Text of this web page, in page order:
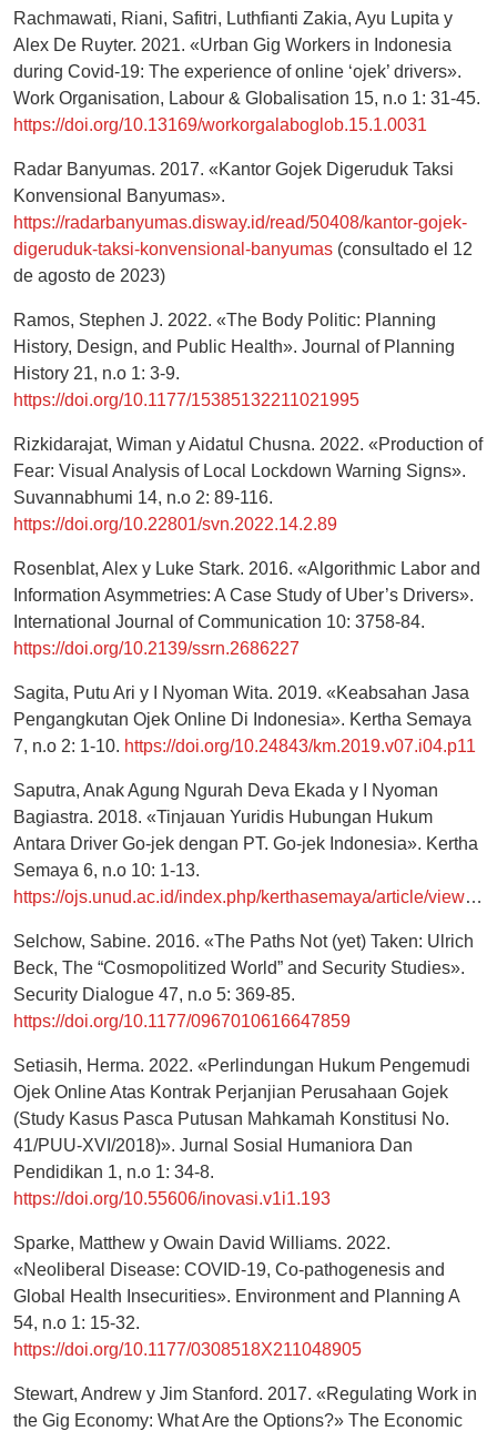
Rachmawati, Riani, Safitri, Luthfianti Zakia, Ayu Lupita y
Alex De Ruyter. 2021. «Urban Gig Workers in Indonesia
during Covid-19: The experience of online ‘ojek’ drivers».
Work Organisation, Labour & Globalisation 15, n.o 1: 31-45.
https://doi.org/10.13169/workorgalaboglob.15.1.0031
Radar Banyumas. 2017. «Kantor Gojek Digeruduk Taksi
Konvensional Banyumas».
https://radarbanyumas.disway.id/read/50408/kantor-gojek-
digeruduk-taksi-konvensional-banyumas (consultado el 12
de agosto de 2023)
Ramos, Stephen J. 2022. «The Body Politic: Planning
History, Design, and Public Health». Journal of Planning
History 21, n.o 1: 3-9.
https://doi.org/10.1177/15385132211021995
Rizkidarajat, Wiman y Aidatul Chusna. 2022. «Production of
Fear: Visual Analysis of Local Lockdown Warning Signs».
Suvannabhumi 14, n.o 2: 89-116.
https://doi.org/10.22801/svn.2022.14.2.89
Rosenblat, Alex y Luke Stark. 2016. «Algorithmic Labor and
Information Asymmetries: A Case Study of Uber’s Drivers».
International Journal of Communication 10: 3758-84.
https://doi.org/10.2139/ssrn.2686227
Sagita, Putu Ari y I Nyoman Wita. 2019. «Keabsahan Jasa
Pengangkutan Ojek Online Di Indonesia». Kertha Semaya
7, n.o 2: 1-10. https://doi.org/10.24843/km.2019.v07.i04.p11
Saputra, Anak Agung Ngurah Deva Ekada y I Nyoman
Bagiastra. 2018. «Tinjauan Yuridis Hubungan Hukum
Antara Driver Go-jek dengan PT. Go-jek Indonesia». Kertha
Semaya 6, n.o 10: 1-13.
https://ojs.unud.ac.id/index.php/kerthasemaya/article/view/53494
Selchow, Sabine. 2016. «The Paths Not (yet) Taken: Ulrich
Beck, The “Cosmopolitized World” and Security Studies».
Security Dialogue 47, n.o 5: 369-85.
https://doi.org/10.1177/0967010616647859
Setiasih, Herma. 2022. «Perlindungan Hukum Pengemudi
Ojek Online Atas Kontrak Perjanjian Perusahaan Gojek
(Study Kasus Pasca Putusan Mahkamah Konstitusi No.
41/PUU-XVI/2018)». Jurnal Sosial Humaniora Dan
Pendidikan 1, n.o 1: 34-8.
https://doi.org/10.55606/inovasi.v1i1.193
Sparke, Matthew y Owain David Williams. 2022.
«Neoliberal Disease: COVID-19, Co-pathogenesis and
Global Health Insecurities». Environment and Planning A
54, n.o 1: 15-32.
https://doi.org/10.1177/0308518X211048905
Stewart, Andrew y Jim Stanford. 2017. «Regulating Work in
the Gig Economy: What Are the Options?» The Economic